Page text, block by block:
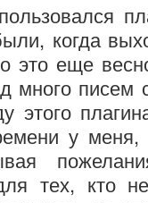
когда
это еще
много писем
этого
у меня,
тех, кто